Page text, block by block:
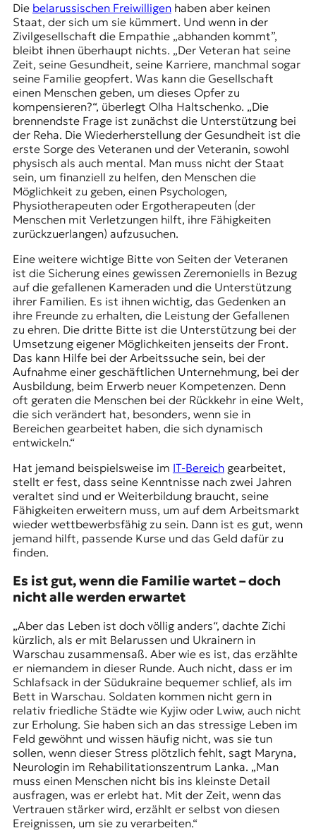
Die belarussischen Freiwilligenhaben aber keinen
Staat, der sich um sie kümmert. Und wenn in der
Zivilgesellschaft die Empathie „abhanden kommt”,
bleibt ihnen überhaupt nichts. „Der Veteran hat seine
Zeit, seine Gesundheit, seine Karriere, manchmal sogar
seine Familie geopfert. Was kann die Gesellschaft
einen Menschen geben, um dieses Opfer zu
kompensieren?“, überlegt Olha Haltschenko. „Die
brennendste Frage ist zunächst die Unterstützung bei
der Reha. Die Wiederherstellung der Gesundheit ist die
erste Sorge des Veteranen und der Veteranin, sowohl
physisch als auch mental. Man muss nicht der Staat
sein, um finanziell zu helfen, den Menschen die
Möglichkeit zu geben, einen Psychologen,
Physiotherapeuten oder Ergotherapeuten (der
Menschen mit Verletzungen hilft, ihre Fähigkeiten
zurückzuerlangen) aufzusuchen.
Eine weitere wichtige Bitte von Seiten der Veteranen
ist die Sicherung eines gewissen Zeremoniells in Bezug
auf die gefallenen Kameraden und die Unterstützung
ihrer Familien. Es ist ihnen wichtig, das Gedenken an
ihre Freunde zu erhalten, die Leistung der Gefallenen
zu ehren. Die dritte Bitte ist die Unterstützung bei der
Umsetzung eigener Möglichkeiten jenseits der Front.
Das kann Hilfe bei der Arbeitssuche sein, bei der
Aufnahme einer geschäftlichen Unternehmung, bei der
Ausbildung, beim Erwerb neuer Kompetenzen. Denn
oft geraten die Menschen bei der Rückkehr in eine Welt,
die sich verändert hat, besonders, wenn sie in
Bereichen gearbeitet haben, die sich dynamisch
entwickeln.“
Hat jemand beispielsweise im IT-Bereichgearbeitet,
stellt er fest, dass seine Kenntnisse nach zwei Jahren
veraltet sind und er Weiterbildung braucht, seine
Fähigkeiten erweitern muss, um auf dem Arbeitsmarkt
wieder wettbewerbsfähig zu sein. Dann ist es gut, wenn
jemand hilft, passende Kurse und das Geld dafür zu
finden.
Es ist gut, wenn die Familie wartet – doch
nicht alle werden erwartet
„Aber das Leben ist doch völlig anders“, dachte Zichi
kürzlich, als er mit Belarussen und Ukrainern in
Warschau zusammensaß. Aber wie es ist, das erzählte
er niemandem in dieser Runde. Auch nicht, dass er im
Schlafsack in der Südukraine bequemer schlief, als im
Bett in Warschau. Soldaten kommen nicht gern in
relativ friedliche Städte wie Kyjiw oder Lwiw, auch nicht
zur Erholung. Sie haben sich an das stressige Leben im
Feld gewöhnt und wissen häufig nicht, was sie tun
sollen, wenn dieser Stress plötzlich fehlt, sagt Maryna,
Neurologin im Rehabilitationszentrum Lanka. „Man
muss einen Menschen nicht bis ins kleinste Detail
ausfragen, was er erlebt hat. Mit der Zeit, wenn das
Vertrauen stärker wird, erzählt er selbst von diesen
Ereignissen, um sie zu verarbeiten.“